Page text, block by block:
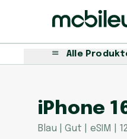
Alle
iPhone
Blau | Gut | eSIM |